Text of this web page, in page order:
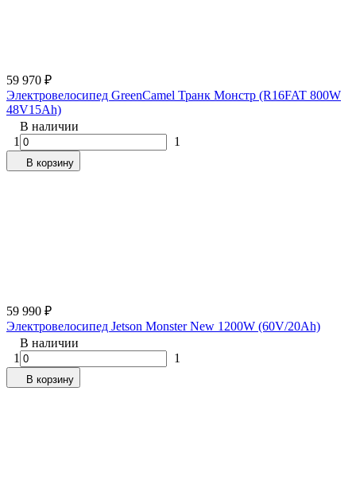
59 970 ₽
Электровелосипед GreenCamel Транк Монстр (R16FAT 800W
48V15Ah)
В наличии
1
1
В корзину
59 990 ₽
Электровелосипед Jetson Monster New 1200W (60V/20Ah)
В наличии
1
1
В корзину